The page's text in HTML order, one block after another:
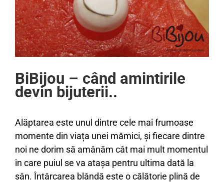
BiBijou – când amintirile
devin bijuterii..
Alăptarea este unul dintre cele mai frumoase
momente din viața unei mămici, și fiecare dintre
noi ne dorim să amânăm cât mai mult momentul
în care puiul se va atașa pentru ultima dată la
sân. Întârcarea blândă este o călătorie plină de